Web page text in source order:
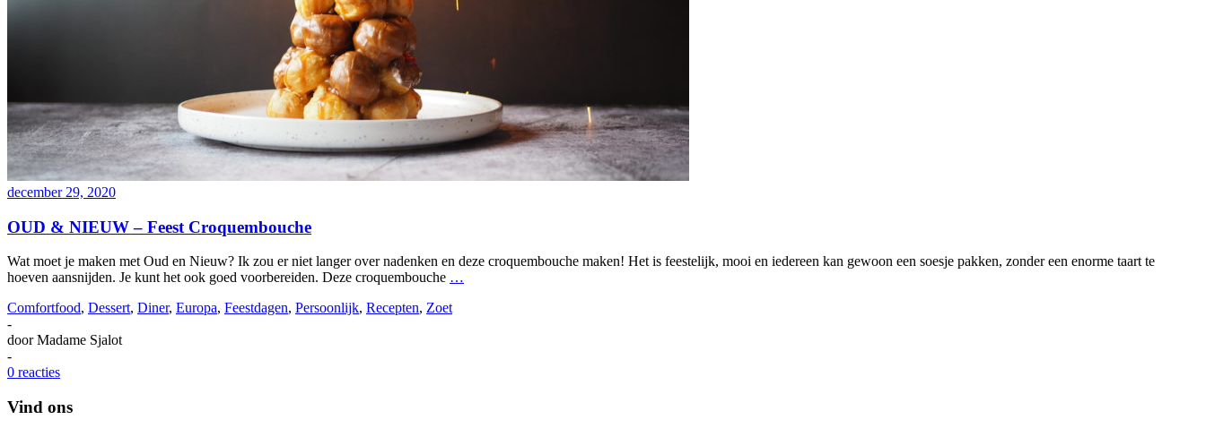
december 29, 2020
OUD & NIEUW – Feest Croquembouche
Wat moet je maken met Oud en Nieuw? Ik zou er niet langer over nadenken en deze croquembouche maken! Het is feestelijk, mooi en iedereen kan gewoon een soesje pakken, zonder een enorme taart te
hoeven aansnijden. Je kunt het ook goed voorbereiden. Deze croquembouche …
Comfortfood, Dessert, Diner, Europa, Feestdagen, Persoonlijk, Recepten, Zoet
-
doorMadame Sjalot
-
0 reacties
Vind ons